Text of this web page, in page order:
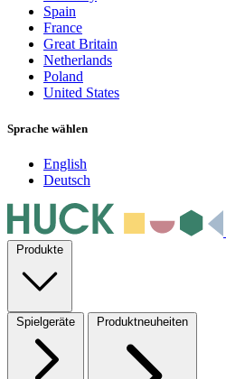
Spain
France
Great Britain
Netherlands
Poland
United States
Sprache wählen
English
Deutsch
Produkte
Spielgeräte Produktneuheiten